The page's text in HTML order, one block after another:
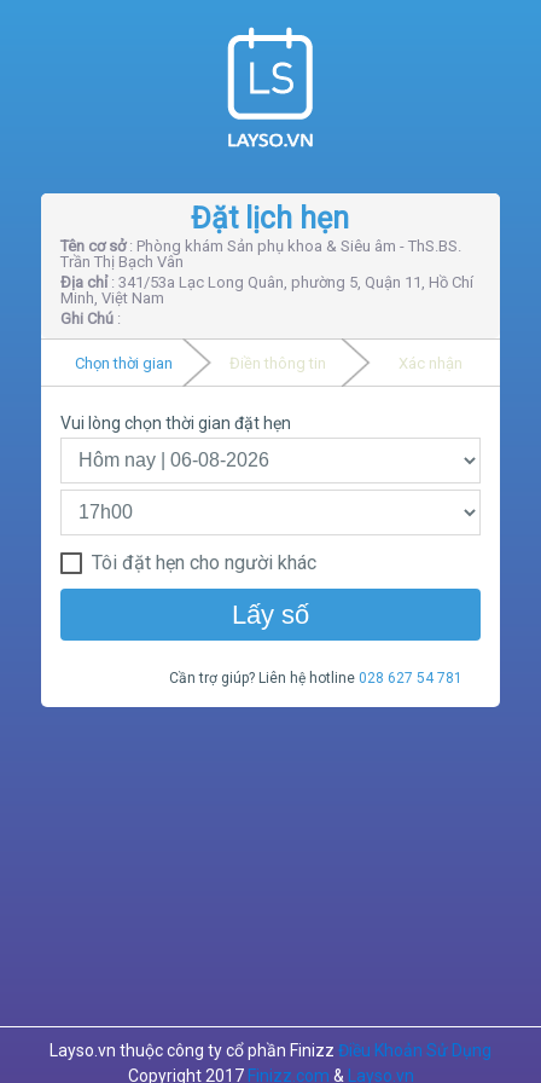
Đặt lịch hẹn
Tên cơ sở: Phòng khám Sản phụ khoa & Siêu âm - ThS.BS.
Trần Thị Bạch Vân
Địa chỉ: 341/53a Lạc Long Quân, phường 5, Quận 11, Hồ Chí
Minh, Việt Nam
Ghi Chú:
Chọn thời gian Điền thông tin Xác nhận
Vui lòng chọn thời gian đặt hẹn
Tôi đặt hẹn cho người khác
Lấy số
Cần trợ giúp? Liên hệ hotline028 627 54 781
Layso.vn thuộc công ty cổ phần Finizz Điều Khoản Sử Dụng
Copyright 2017 Finizz.com & Layso.vn